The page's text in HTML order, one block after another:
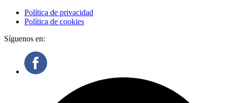
Política de privacidad
Política de cookies
Síguenos en: